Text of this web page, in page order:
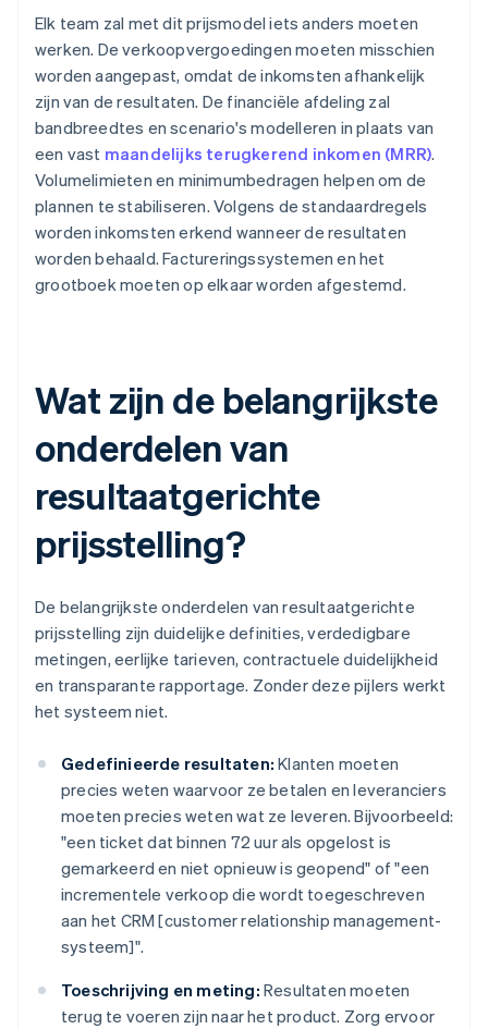
Elk team zal met dit prijsmodel iets anders moeten
werken. De verkoopvergoedingen moeten misschien
worden aangepast, omdat de inkomsten afhankelijk
zijn van de resultaten. De financiële afdeling zal
bandbreedtes en scenario's modelleren in plaats van
een vast maandelijks terugkerend inkomen (MRR).
Volumelimieten en minimumbedragen helpen om de
plannen te stabiliseren. Volgens de standaardregels
worden inkomsten erkend wanneer de resultaten
worden behaald. Factureringssystemen en het
grootboek moeten op elkaar worden afgestemd.
Wat zijn de belangrijkste
onderdelen van
resultaatgerichte
prijsstelling?
De belangrijkste onderdelen van resultaatgerichte
prijsstelling zijn duidelijke definities, verdedigbare
metingen, eerlijke tarieven, contractuele duidelijkheid
en transparante rapportage. Zonder deze pijlers werkt
het systeem niet.
Gedefinieerde resultaten: Klanten moeten
precies weten waarvoor ze betalen en leveranciers
moeten precies weten wat ze leveren. Bijvoorbeeld:
"een ticket dat binnen 72 uur als opgelost is
gemarkeerd en niet opnieuw is geopend" of "een
incrementele verkoop die wordt toegeschreven
aan het CRM [customer relationship management-
systeem]".
Toeschrijving en meting: Resultaten moeten
terug te voeren zijn naar het product. Zorg ervoor